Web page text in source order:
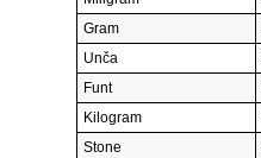
Gram
Unča
Funt
Kilogram
Stone